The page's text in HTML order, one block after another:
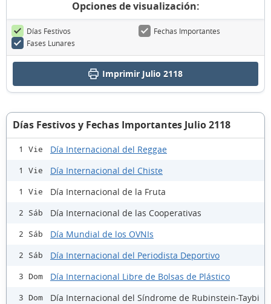
Opciones de visualización:
Días Festivos
Fechas Importantes
Fases Lunares
Imprimir Julio 2118
Días Festivos y Fechas Importantes Julio 2118
1 Vie Día Internacional del Reggae
1 Vie Día Internacional del Chiste
1 Vie Día Internacional de la Fruta
2 Sáb Día Internacional de las Cooperativas
2 Sáb Día Mundial de los OVNIs
2 Sáb Día Internacional del Periodista Deportivo
3 Dom Día Internacional Libre de Bolsas de Plástico
3 Dom Día Internacional del Síndrome de Rubinstein-Taybi